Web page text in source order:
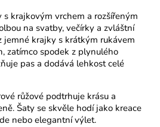
s krajkovým vrchem a rozšířeným
na svatby, večírky a zvláštní
jemné krajky s krátkým rukávem
zatímco spodek z plynulého
pas a dodává lehkost celé
růžové podtrhuje krásu a
Šaty se skvěle hodí jako kreace
nebo elegantní výlet.